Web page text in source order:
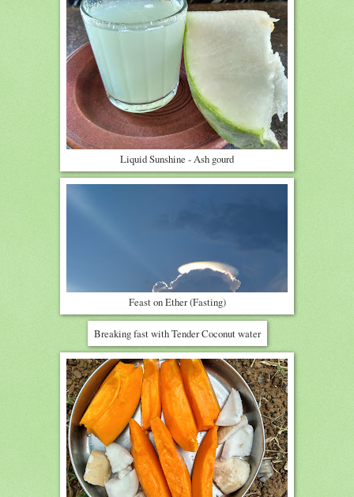
Liquid Sunshine - Ash gourd
Feast on Ether (Fasting)
Breaking fast with Tender Coconut water